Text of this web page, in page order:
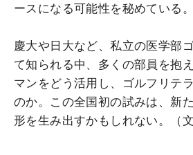
ースになる可能性を秘めている。
慶大や日大など、私立の医学部
て知られる中、多くの部員を抱
マンをどう活用し、ゴルフリテ
のか。この全国初の試みは、新
形を生み出すかもしれない。（